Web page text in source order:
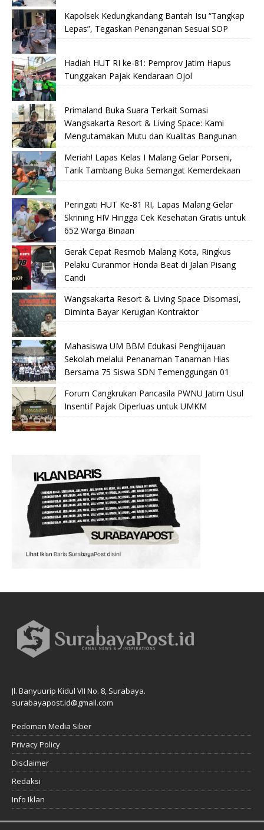
Kapolsek Kedungkandang Bantah Isu “Tangkap
Lepas”, Tegaskan Penanganan Sesuai SOP
Hadiah HUT RI ke-81: Pemprov Jatim Hapus
Tunggakan Pajak Kendaraan Ojol
Primaland Buka Suara Terkait Somasi
Wangsakarta Resort & Living Space: Kami
Mengutamakan Mutu dan Kualitas Bangunan
Meriah! Lapas Kelas I Malang Gelar Porseni,
Tarik Tambang Buka Semangat Kemerdekaan
Peringati HUT Ke-81 RI, Lapas Malang Gelar
Skrining HIV Hingga Cek Kesehatan Gratis untuk
652 Warga Binaan
Gerak Cepat Resmob Malang Kota, Ringkus
Pelaku Curanmor Honda Beat di Jalan Pisang
Candi
Wangsakarta Resort & Living Space Disomasi,
Diminta Bayar Kerugian Kontraktor
Mahasiswa UM BBM Edukasi Penghijauan
Sekolah melalui Penanaman Tanaman Hias
Bersama 75 Siswa SDN Temenggungan 01
Forum Cangkrukan Pancasila PWNU Jatim Usul
Insentif Pajak Diperluas untuk UMKM
Jl. Banyuurip Kidul VII No. 8, Surabaya.
surabayapost.id@gmail.com
Pedoman Media Siber
Privacy Policy
Disclaimer
Redaksi
Info Iklan